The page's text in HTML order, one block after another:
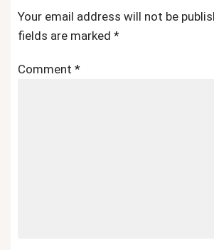
Your email address will not be
fields are marked *
Comment *